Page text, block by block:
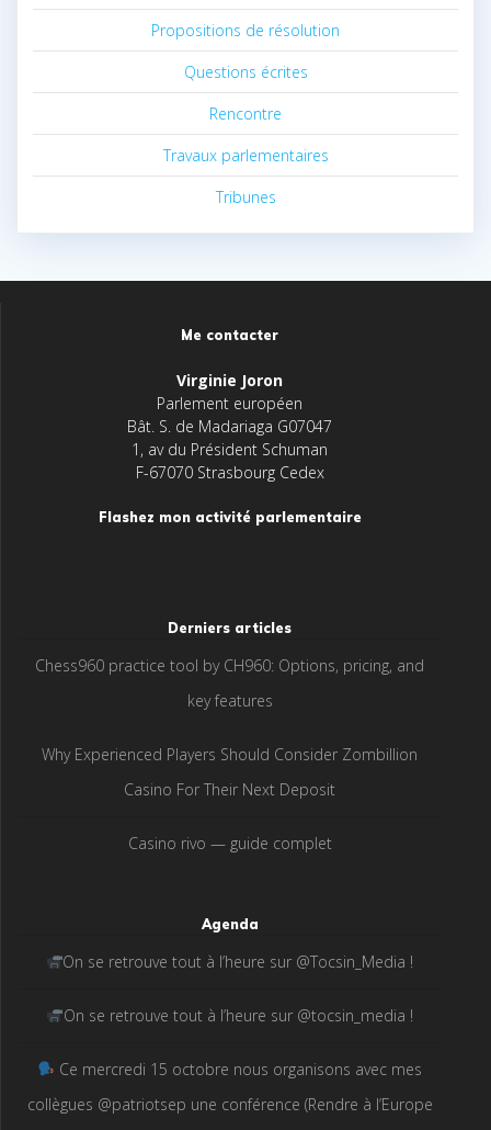
Propositions de résolution
Questions écrites
Rencontre
Travaux parlementaires
Tribunes
Me contacter
Virginie Joron
Parlement européen
Bât. S. de Madariaga G07047
1, av du Président Schuman
F-67070 Strasbourg Cedex
Flashez mon activité parlementaire
Derniers articles
Chess960 practice tool by CH960: Options, pricing, and
key features
Why Experienced Players Should Consider Zombillion
Casino For Their Next Deposit
Casino rivo — guide complet
Agenda
On se retrouve tout à l’heure sur @Tocsin_Media !
On se retrouve tout à l’heure sur @tocsin_media !
Ce mercredi 15 octobre nous organisons avec mes
collègues @patriotsep une conférence (Rendre à l’Europe